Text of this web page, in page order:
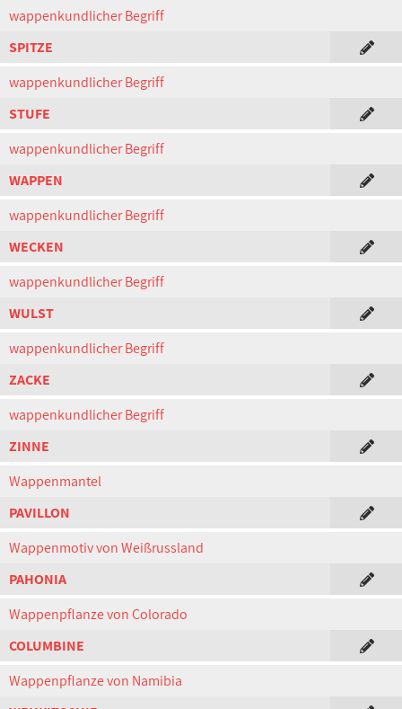
wappenkundlicher Begriff
SPITZE
wappenkundlicher Begriff
STUFE
wappenkundlicher Begriff
WAPPEN
wappenkundlicher Begriff
WECKEN
wappenkundlicher Begriff
WULST
wappenkundlicher Begriff
ZACKE
wappenkundlicher Begriff
ZINNE
Wappenmantel
PAVILLON
Wappenmotiv von Weißrussland
PAHONIA
Wappenpflanze von Colorado
COLUMBINE
Wappenpflanze von Namibia